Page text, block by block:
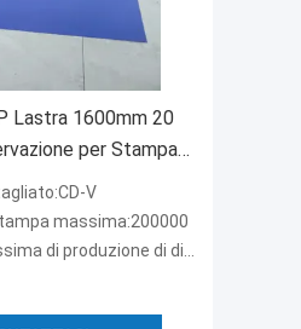
Lastra 1600mm 20
per Stampa
V
massima:200000
produzione di dimensione:1600MM